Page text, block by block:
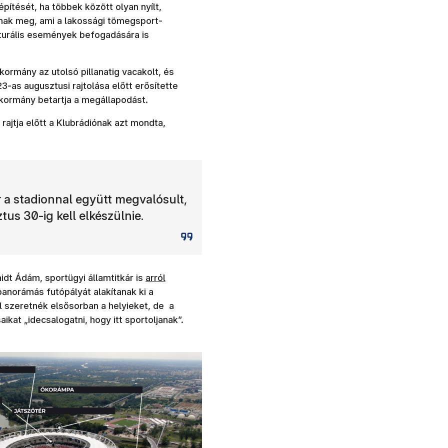
ha többek között olyan nyílt,
meg, ami a lakossági tömegsport-
események befogadására is
az utolsó pillanatig vacakolt, és
as augusztusi rajtolása előtt erősítette
betartja a megállapodást.
előtt a Klubrádiónak azt mondta,
a stadionnal együtt megvalósult,
30-ig kell elkészülnie.
Ádám, sportügyi államtitkár is (új ablakban nyílik meg)
arról
futópályát alakítanak ki a
szeretnék elsősorban a helyieket, de a
„idecsalogatni, hogy itt sportoljanak”.